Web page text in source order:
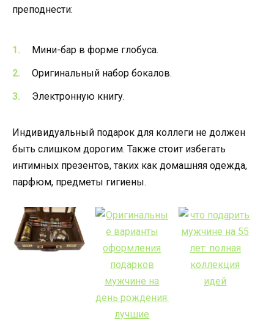
преподнести:
Мини-бар в форме глобуса.
Оригинальный набор бокалов.
Электронную книгу.
Индивидуальный подарок для коллеги не должен
быть слишком дорогим. Также стоит избегать
интимных презентов, таких как домашняя одежда,
парфюм, предметы гигиены.